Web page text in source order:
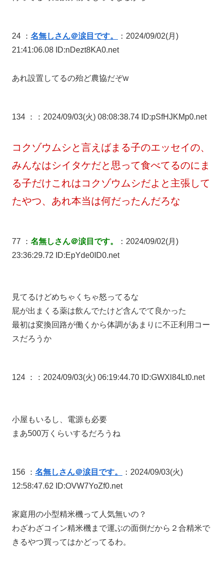
24 ： 名無しさん＠涙目です。
：2024/09/02(月)
21:41:06.08 ID:nDezt8KA0.net
あれ設置してるの殆ど農協だぞw
134 ： ：2024/09/03(火) 08:08:38.74 ID:pSfHJKMp0.net
コクゾウムシと言えばまる子のエッセイの、
みんなはシイタケだと思って食べてるのにま
る子だけこれはコクゾウムシだよと主張して
たやつ、あれ本当は何だったんだろな
77 ： 名無しさん＠涙目です。
：2024/09/02(月)
23:36:29.72 ID:EpYde0ID0.net
見てるけどめちゃくちゃ怒ってるな
屁が出まくる薬は飲んでたけど含んでて良かった
最初は変換回路が働くから体調があまりに不正利用コー
スだろうか
124 ： ：2024/09/03(火) 06:19:44.70 ID:GWXl84Lt0.net
小屋もいるし、電源も必要
まあ500万くらいするだろうね
156 ： 名無しさん＠涙目です。
：2024/09/03(火)
12:58:47.62 ID:OVW7YoZf0.net
家庭用の小型精米機って人気無いの？
わざわざコイン精米機まで運ぶの面倒だから２合精米で
きるやつ買ってはかどってるわ。